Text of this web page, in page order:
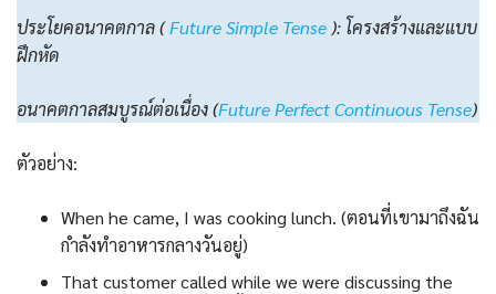
ประโยคอนาคตกาล (Future Simple Tense ): โครงสร้างและแบบ
ฝึกหัด
อนาคตกาลสมบูรณ์ต่อเนื่อง (Future Perfect Continuous Tense)
ตัวอย่าง:
When he came, I was cooking lunch. (ตอนที่เขามาถึงฉัน
กำลังทำอาหารกลางวันอยู่)
That customer called while we were discussing the